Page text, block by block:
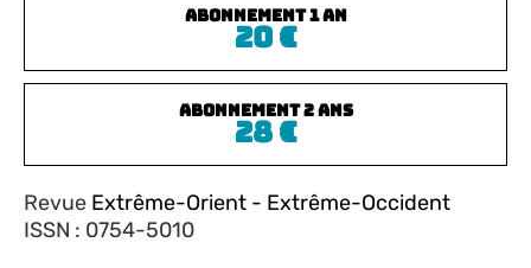
Abonnement 1 an
20€
Abonnement 2 ans
28€
Revue Extrême-Orient - Extrême-Occident
ISSN : 0754-5010